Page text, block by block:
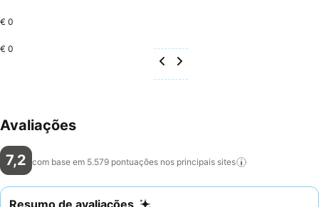
€ 0
€ 0
Avaliações
7,2 com base em 5.579 pontuações nos principais sites
Resumo de avaliações